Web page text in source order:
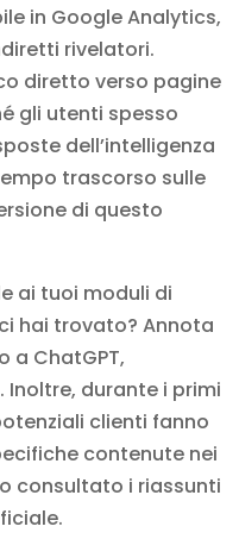
in Google Analytics,
rivelatori.
diretto verso pagine
gli utenti spesso
dell’intelligenza
trascorso sulle
di questo
ai tuoi moduli di
hai trovato? Annota
a ChatGPT,
Inoltre, durante i primi
clienti fanno
contenute nei
consultato i riassunti